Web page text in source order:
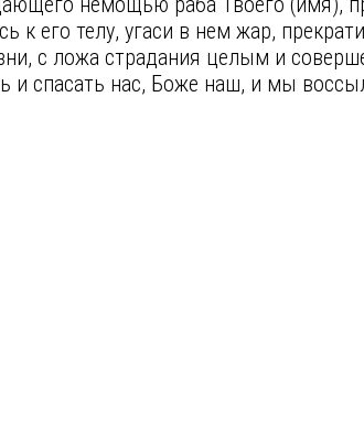
его телу, угаси в нем жар,
с ложа страдания целым и
спасать нас, Боже наш, и мы